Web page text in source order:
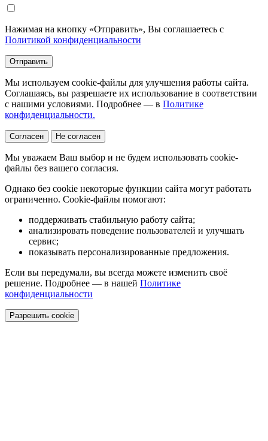
Нажимая на кнопку «Отправить», Вы соглашаетесь с
Политикой конфиденциальности
Отправить
Мы используем cookie-файлы для улучшения работы сайта.
Соглашаясь, вы разрешаете их использование в соответствии
с нашими условиями. Подробнее — в Политике
конфиденциальности.
Согласен Не согласен
Мы уважаем Ваш выбор и не будем использовать cookie-
файлы без вашего согласия.
Однако без cookie некоторые функции сайта могут работать
ограниченно. Cookie-файлы помогают:
поддерживать стабильную работу сайта;
анализировать поведение пользователей и улучшать
сервис;
показывать персонализированные предложения.
Если вы передумали, вы всегда можете изменить своё
решение. Подробнее — в нашей Политике
конфиденциальности
Разрешить cookie